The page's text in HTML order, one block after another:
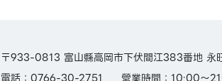
〒933-0813 富山縣高岡市下伏間江383番地 永